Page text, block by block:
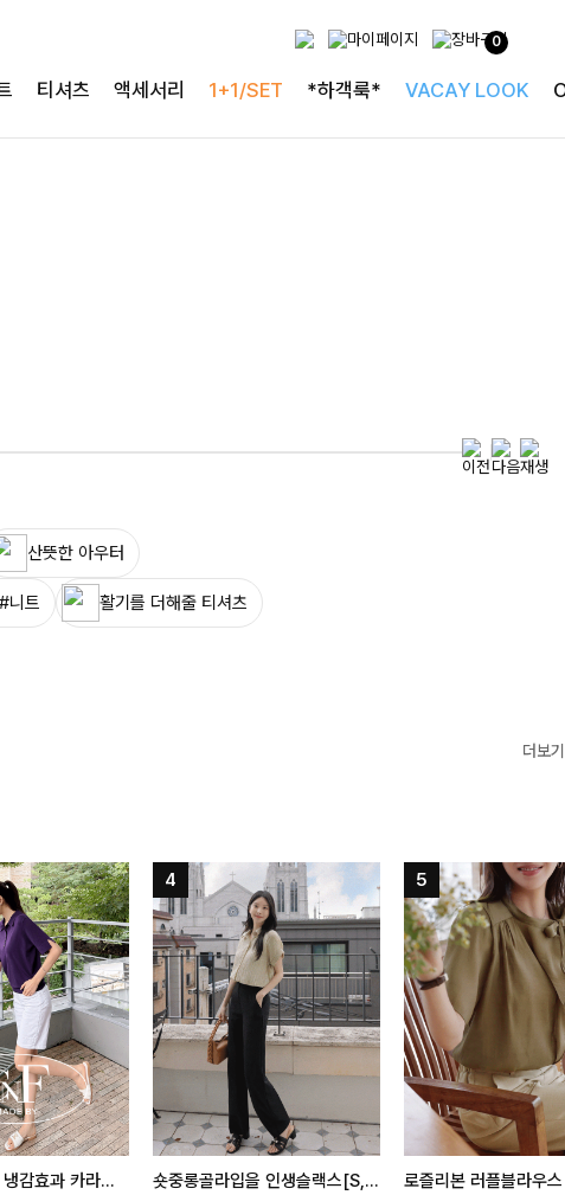
0
티셔츠 액세서리 1+1/SET *하객룩* VACAY LOOK
특별한 날을 빛내는
하객룩의 정석
산뜻한 아우터
니트 활기를 더해줄 티셔츠
더보기
[재구매율1위] 냉감효과 카라니트 숏중롱골라입을 인생슬랙스[S,M,L,XL사이즈] 로즐리본 러플블라우스